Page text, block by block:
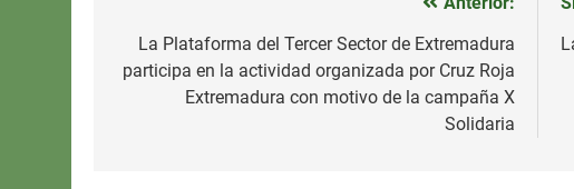
de
entradas
La Plataforma del Tercer Sector de Extremadura
participa en la actividad organizada por Cruz Roja
Extremadura con motivo de la campaña X
Solidaria